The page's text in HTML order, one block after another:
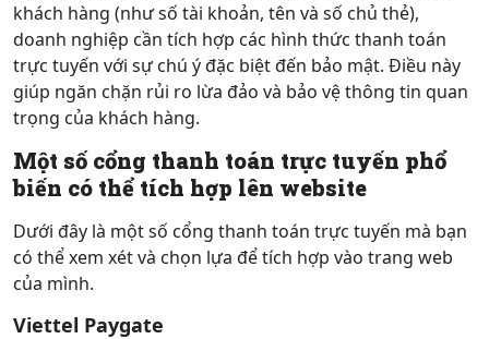
khách hàng (như số tài khoản, tên và số chủ thẻ),
doanh nghiệp cần tích hợp các hình thức thanh toán
trực tuyến với sự chú ý đặc biệt đến bảo mật. Điều này
giúp ngăn chặn rủi ro lừa đảo và bảo vệ thông tin quan
trọng của khách hàng.
Một số cổng thanh toán trực tuyến phổ
biến có thể tích hợp lên website
Dưới đây là một số cổng thanh toán trực tuyến mà bạn
có thể xem xét và chọn lựa để tích hợp vào trang web
của mình.
Viettel Paygate